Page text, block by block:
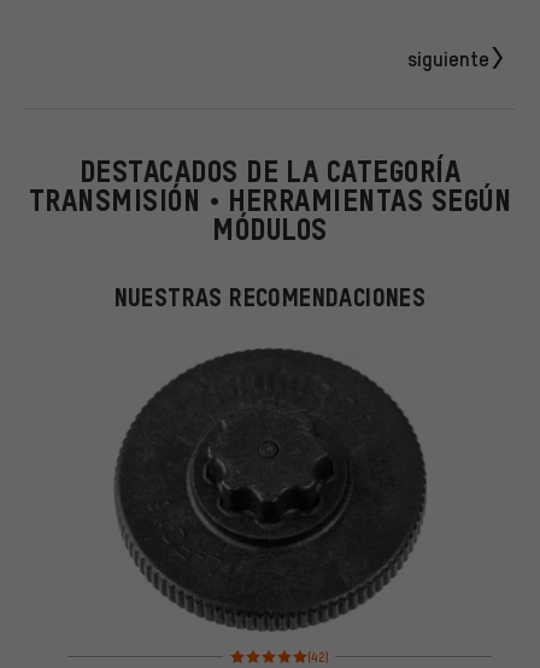
siguiente
DESTACADOS DE LA CATEGORÍA
TRANSMISIÓN • HERRAMIENTAS SEGÚN
MÓDULOS
NUESTRAS RECOMENDACIONES
Valoración media: 5 de 5 basada en 42 reseñas
(42)